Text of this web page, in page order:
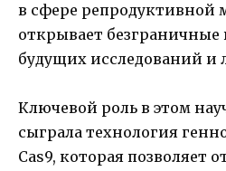
в сфере репродуктивной
открывает
будущих исследований и
Ключевой роль в этом
сыграла технология
Cas9, которая позволяет